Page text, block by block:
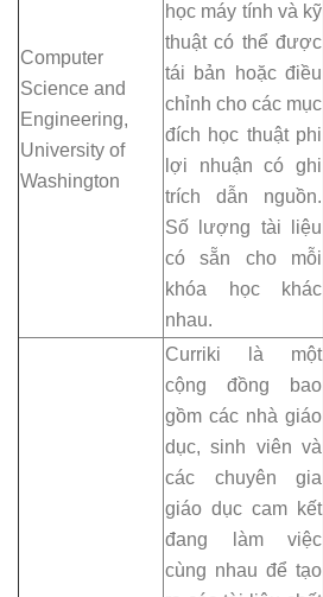
Computer
Science and
Engineering,
University of
Washington
học máy tính và kỹ
thuật có thể được
tái bản hoặc điều
chỉnh cho các mục
đích học thuật phi
lợi nhuận có ghi
trích dẫn nguồn.
Số lượng tài liệu
có sẵn cho mỗi
khóa học khác
nhau.
Curriki là một
cộng đồng bao
gồm các nhà giáo
dục, sinh viên và
các chuyên gia
giáo dục cam kết
đang làm việc
cùng nhau để tạo